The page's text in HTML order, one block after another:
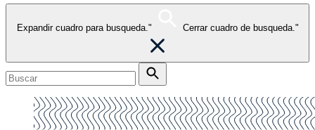
Expandir cuadro para busqueda." Cerrar cuadro de busqueda."